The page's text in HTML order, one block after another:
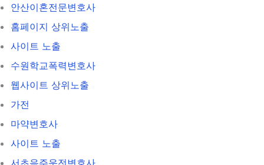
안산이혼전문변호사
홈페이지 상위노출
사이트 노출
수원학교폭력변호사
웹사이트 상위노출
가전
마약변호사
사이트 노출
서초음주운전변호사